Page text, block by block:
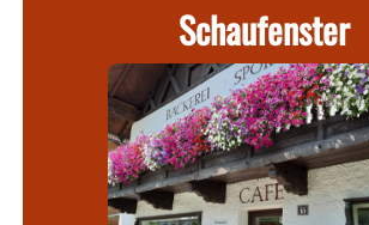
Schaufenster